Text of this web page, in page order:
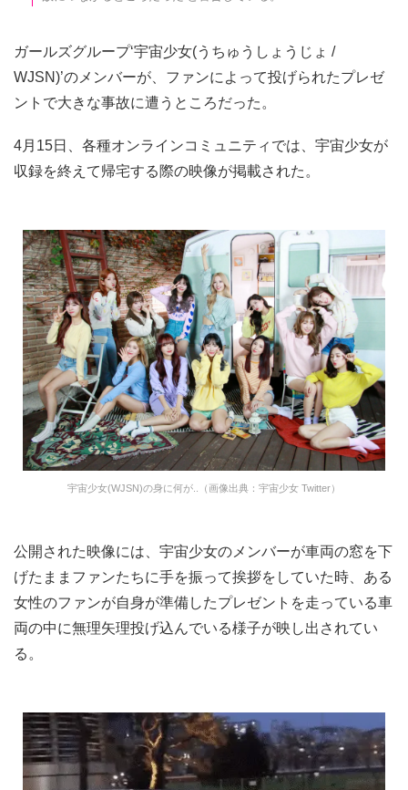
ガールズグループ‘宇宙少女(うちゅうしょうじょ /
WJSN)’のメンバーが、ファンによって投げられたプレゼ
ントで大きな事故に遭うところだった。
4月15日、各種オンラインコミュニティでは、宇宙少女が
収録を終えて帰宅する際の映像が掲載された。
宇宙少女(WJSN)の身に何が..（画像出典：宇宙少女 Twitter）
公開された映像には、宇宙少女のメンバーが車両の窓を下
げたままファンたちに手を振って挨拶をしていた時、ある
女性のファンが自身が準備したプレゼントを走っている車
両の中に無理矢理投げ込んでいる様子が映し出されてい
る。